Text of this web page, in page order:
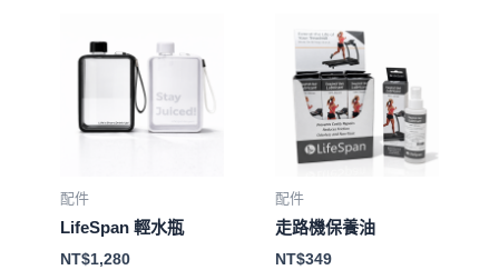
配件
LifeSpan 輕水瓶
NT$1,280
配件
走路機保養油
NT$349